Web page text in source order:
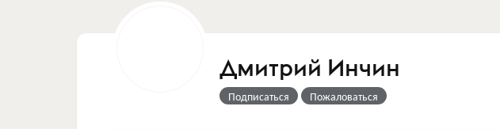
Дмитрий Инчин
Подписаться Пожаловаться